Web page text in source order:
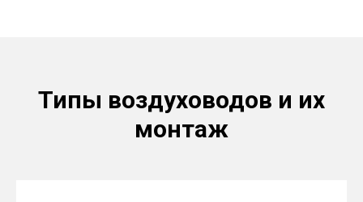
Типы воздуховодов и их
монтаж